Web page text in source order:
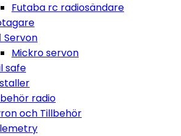
Futaba rc radiosändare
Servon
Mickro servon
safe
radio
och Tillbehör